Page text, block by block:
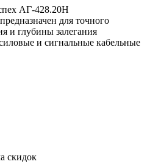
АГ-428.20Н
для точного
и глубины залегания
и сигнальные кабельные
скидок